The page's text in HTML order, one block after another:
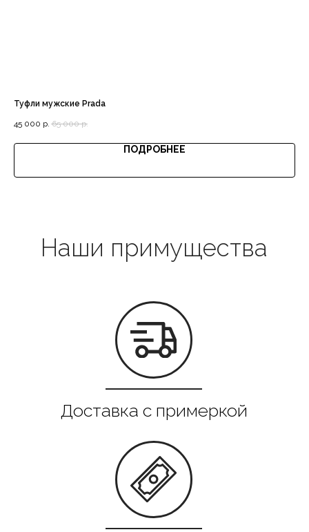
Туфли мужские Prada
45 000 р. 65 000 р.
ПОДРОБНЕЕ
Выгодная цена
Все в наличии